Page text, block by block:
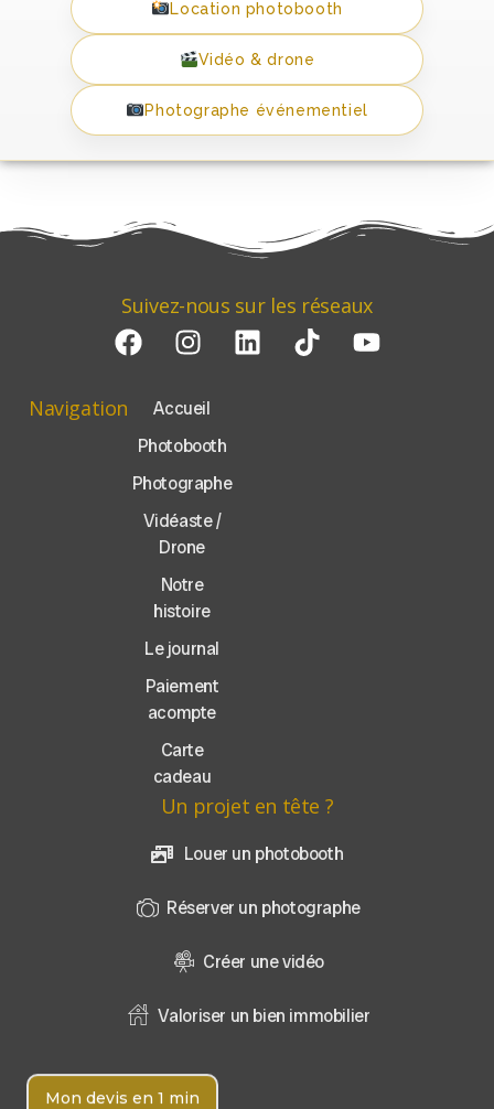
Location photobooth
Vidéo & drone
Photographe événementiel
Suivez-nous sur les réseaux
Navigation
Accueil
Photobooth
Photographe
Vidéaste /
Drone
Notre
histoire
Le journal
Paiement
acompte
Carte
cadeau
Un projet en tête ?
Louer un photobooth
Réserver un photographe
Créer une vidéo
Valoriser un bien immobilier
Mon devis en 1 min